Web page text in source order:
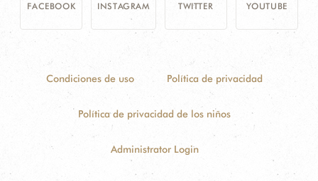
FACEBOOK INSTAGRAM TWITTER YOUTUBE
Condiciones de uso Política de privacidad
Política de privacidad de los niños
Administrator Login